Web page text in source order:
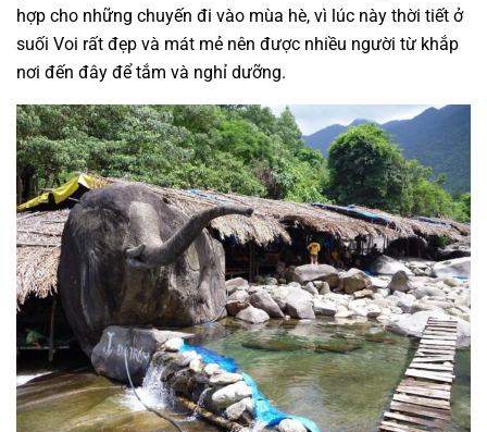
hợp cho những chuyến đi vào mùa hè, vì lúc này thời tiết ở
suối Voi rất đẹp và mát mẻ nên được nhiều người từ khắp
nơi đến đây để tắm và nghỉ dưỡng.